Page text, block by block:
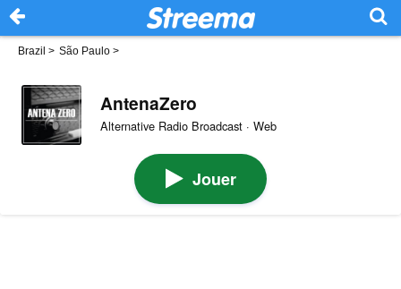
Brazil > São Paulo >
AntenaZero
Alternative Radio Broadcast · Web
Jouer